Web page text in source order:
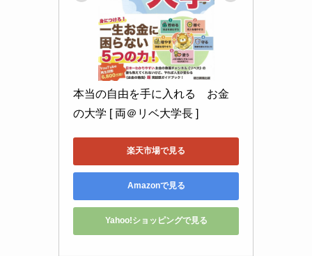
本当の自由を手に入れる　お金
の大学 [ 両＠リベ大学長 ]
楽天市場で見る
Amazonで見る
Yahoo!ショッピングで見る